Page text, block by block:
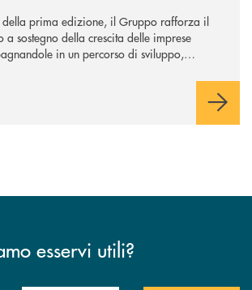
della prima edizione, il Gruppo rafforza il
sostegno della crescita delle imprese
in un percorso di sviluppo,
esservi utili?